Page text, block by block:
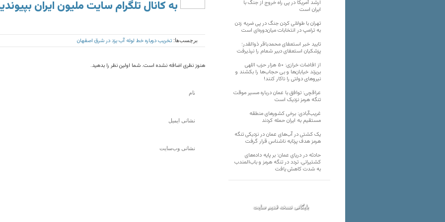
به کانال تلگرام سایت ملیون ایران
برچسب‌ها: تخریب دوباره خط لوله آب یزد در شرق اصفهان
هنوز نظری اضافه نشده است. شما اولین نظر را بدهید.
ارشد آمریکا در پی راه خروج از جنگ با
ایران است
تهران با طولانی کردن جنگ در پی ضربه زدن
به ترامپ در انتخابات میان‌دوره‌ای است
تایید خبر استعفای محمدباقر ذوالقدر؛
پزشکیان استعفای دبیر شعام را نپذیرفت
از افاضات خرازی: ۵۰ هزار حزب اللهی
بریزند خیابان‌ها و بی حجاب‌ها را بکشند و
نیرو‌های دولتی را ناکار کنند!
عراقچی: توافق با عمان درباره مسیر موقت
تنگه هرمز نزدیک است
غریب‌آبادی: برخی کشورهای منطقه
مستقیم به ایران حمله کردند
یک کشتی در آب‌های عمان در نزدیکی تنگه
هرمز هدف پرتابه ناشناس قرار گرفت
حادثه در دریای عمان؛ بر پایه داده‌های
کشتیرانی، تردد در تنگه هرمز و باب‌المندب
به شدت کاهش یافت
بایگانی نسخه قدیم سایت